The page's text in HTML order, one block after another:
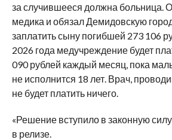
за случившееся должна больница.
медика и обязал Демидовскую
заплатить сыну погибшей 273 106
2026 года медучреждение будет
090 рублей каждый месяц, пока
не исполнится 18 лет. Врач,
не будет платить ничего.
«Решение вступило в законную
в релизе.